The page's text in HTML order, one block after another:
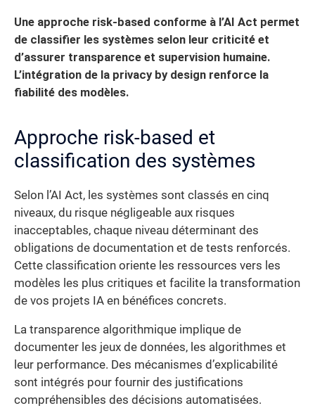
Une approche risk-based conforme à l’AI Act permet
de classifier les systèmes selon leur criticité et
d’assurer transparence et supervision humaine.
L’intégration de la privacy by design renforce la
fiabilité des modèles.
Approche risk-based et
classification des systèmes
Selon l’AI Act, les systèmes sont classés en cinq
niveaux, du risque négligeable aux risques
inacceptables, chaque niveau déterminant des
obligations de documentation et de tests renforcés.
Cette classification oriente les ressources vers les
modèles les plus critiques et facilite la transformation
de vos projets IA en bénéfices concrets.
La transparence algorithmique implique de
documenter les jeux de données, les algorithmes et
leur performance. Des mécanismes d’explicabilité
sont intégrés pour fournir des justifications
compréhensibles des décisions automatisées.